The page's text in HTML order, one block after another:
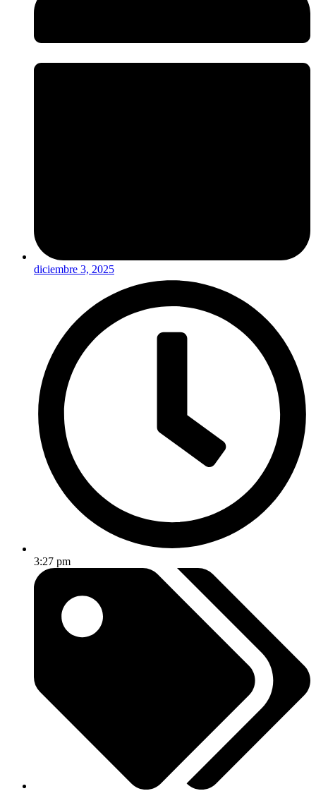
diciembre 3, 2025
3:27 pm